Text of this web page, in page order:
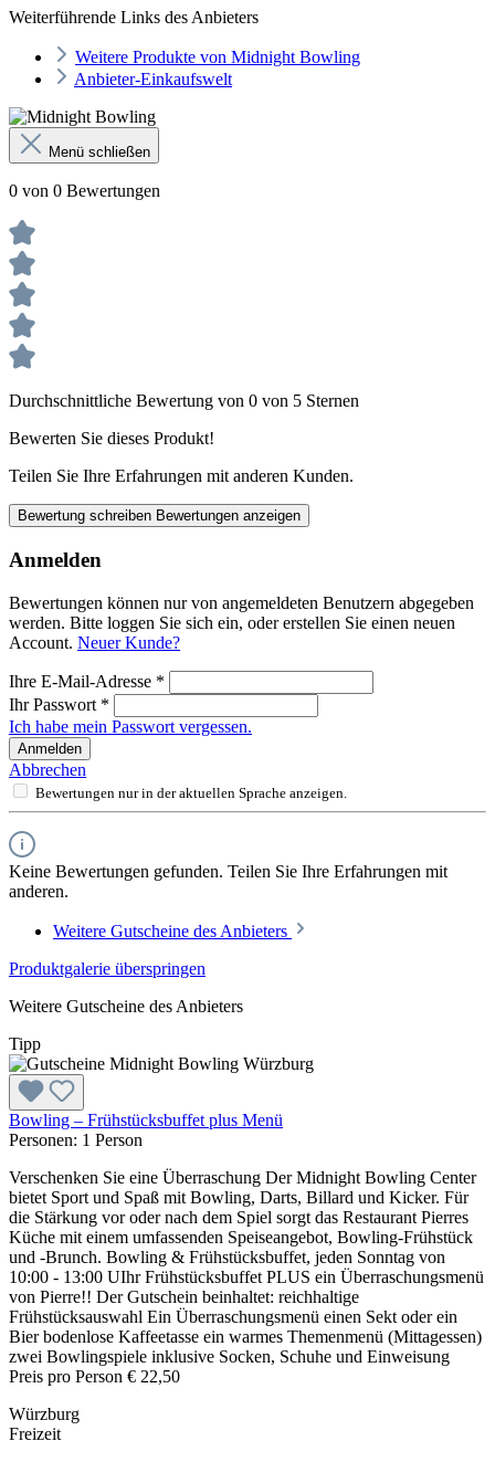
Weiterführende Links des Anbieters
Weitere Produkte von Midnight Bowling
Anbieter-Einkaufswelt
Menü schließen
0 von 0 Bewertungen
Durchschnittliche Bewertung von 0 von 5 Sternen
Bewerten Sie dieses Produkt!
Teilen Sie Ihre Erfahrungen mit anderen Kunden.
Bewertung schreiben Bewertungen anzeigen
Anmelden
Bewertungen können nur von angemeldeten Benutzern abgegeben
werden. Bitte loggen Sie sich ein, oder erstellen Sie einen neuen
Account. Neuer Kunde?
Ihre E-Mail-Adresse *
Ihr Passwort *
Ich habe mein Passwort vergessen.
Anmelden
Abbrechen
Bewertungen nur in der aktuellen Sprache anzeigen.
Keine Bewertungen gefunden. Teilen Sie Ihre Erfahrungen mit
anderen.
Weitere Gutscheine des Anbieters
Produktgalerie überspringen
Weitere Gutscheine des Anbieters
Tipp
Bowling – Frühstücksbuffet plus Menü
Personen: 1 Person
Verschenken Sie eine Überraschung Der Midnight Bowling Center
bietet Sport und Spaß mit Bowling, Darts, Billard und Kicker. Für
die Stärkung vor oder nach dem Spiel sorgt das Restaurant Pierres
Küche mit einem umfassenden Speiseangebot, Bowling-Frühstück
und -Brunch. Bowling & Frühstücksbuffet, jeden Sonntag von
10:00 - 13:00 UIhr Frühstücksbuffet PLUS ein Überraschungsmenü
von Pierre!! Der Gutschein beinhaltet: reichhaltige
Frühstücksauswahl Ein Überraschungsmenü einen Sekt oder ein
Bier bodenlose Kaffeetasse ein warmes Themenmenü (Mittagessen)
zwei Bowlingspiele inklusive Socken, Schuhe und Einweisung
Preis pro Person € 22,50
Würzburg
Freizeit